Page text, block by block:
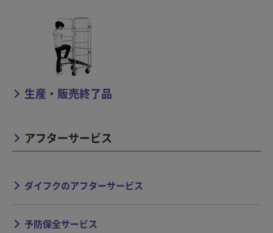
生産・販売終了品
アフターサービス
ダイフクのアフターサービス
予防保全サービス